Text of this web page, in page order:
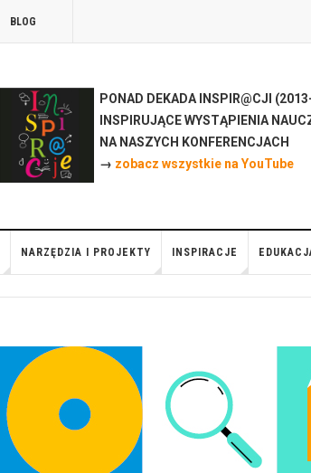
BLOG
PONAD DEKADA INSPIR@CJI
INSPIRUJĄCE WYSTĄPIENIA
NA NASZYCH KONFERENCJACH
→ zobacz wszystkie na YouTube
NARZĘDZIA I PROJEKTY INSPIRACJE